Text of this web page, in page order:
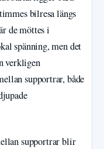
bilresa längs
de möttes i
spänning, men det
verkligen
supportrar, både
supportrar blir